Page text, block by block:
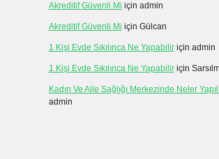
Akreditif Güvenli Mi için admin
Akreditif Güvenli Mi için Gülcan
1 Kişi Evde Sıkılınca Ne Yapabiliriçin admin
1 Kişi Evde Sıkılınca Ne Yapabiliriçin
Kadın Ve Aile Sağlığı Merkezinde Neler
admin